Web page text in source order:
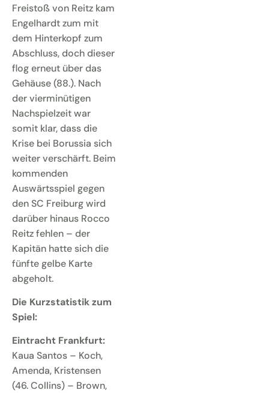
Freistoß von Reitz kam
Engelhardt zum mit
dem Hinterkopf zum
Abschluss, doch dieser
flog erneut über das
Gehäuse (88.). Nach
der vierminütigen
Nachspielzeit war
somit klar, dass die
Krise bei Borussia sich
weiter verschärft. Beim
kommenden
Auswärtsspiel gegen
den SC Freiburg wird
darüber hinaus Rocco
Reitz fehlen – der
Kapitän hatte sich die
fünfte gelbe Karte
abgeholt.
Die Kurzstatistik zum
Spiel:
Eintracht Frankfurt:
Kaua Santos – Koch,
Amenda, Kristensen
(46. Collins) – Brown,